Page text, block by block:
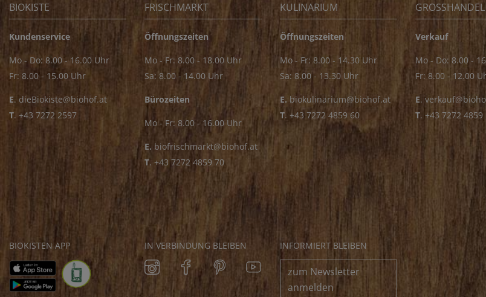
BIOKISTE
Kundenservice
Mo - Do: 8.00 - 16.00 Uhr
Fr: 8.00 - 15.00 Uhr
E. dieBiokiste@biohof.at
T. +43 7272 2597
FRISCHMARKT
Öffnungszeiten
Mo - Fr: 8.00 - 18.00 Uhr
Sa: 8.00 - 14.00 Uhr
Bürozeiten
Mo - Fr: 8.00 - 16.00 Uhr
E. biofrischmarkt@biohof.at
T. +43 7272 4859 70
KULINARIUM
Öffnungszeiten
Mo - Fr: 8.00 - 14.30 Uhr
Sa: 8.00 - 13.30 Uhr
E. biokulinarium@biohof.at
T. +43 7272 4859 60
GROSSHANDEL
Verkauf
Mo - Do: 8.00 -
Fr: 8.00 - 12.00
E.
T. +43 7272 4859
BIOKISTEN APP IN VERBINDUNG BLEIBEN INFORMIERT BLEIBEN
zum Newsletter
anmelden